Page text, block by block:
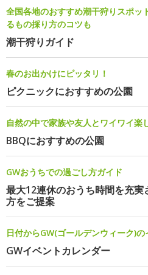
全国各地のおすすめ潮干狩りスポッ
るもの採り方のコツも
潮干狩りガイド
春のお出かけにピッタリ！
ピクニックにおすすめの公園
自然の中で家族や友人とワイワイ楽
BBQにおすすめの公園
GWおうちでの過ごし方ガイド
最大12連休のおうち時間を充実
方をご提案
日付からGW(ゴールデンウィーク)
GWイベントカレンダー